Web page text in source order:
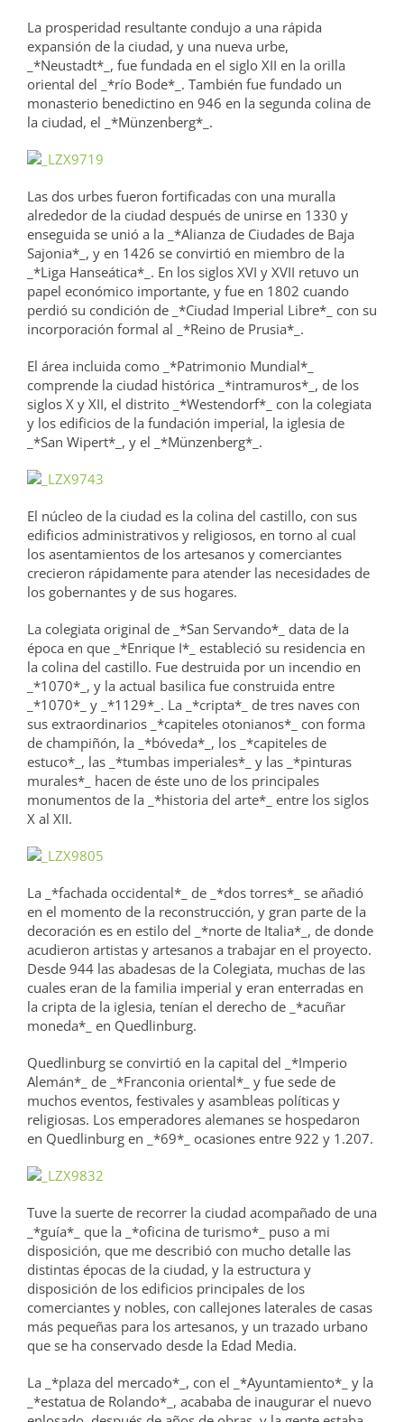
La prosperidad resultante condujo a una rápida
expansión de la ciudad, y una nueva urbe,
_*Neustadt*_, fue fundada en el siglo XII en la orilla
oriental del _*río Bode*_. También fue fundado un
monasterio benedictino en 946 en la segunda colina de
la ciudad, el _*Münzenberg*_.
Las dos urbes fueron fortificadas con una muralla
alrededor de la ciudad después de unirse en 1330 y
enseguida se unió a la _*Alianza de Ciudades de Baja
Sajonia*_, y en 1426 se convirtió en miembro de la
_*Liga Hanseática*_. En los siglos XVI y XVII retuvo un
papel económico importante, y fue en 1802 cuando
perdió su condición de _*Ciudad Imperial Libre*_ con su
incorporación formal al _*Reino de Prusia*_.
El área incluida como _*Patrimonio Mundial*_
comprende la ciudad histórica _*intramuros*_, de los
siglos X y XII, el distrito _*Westendorf*_ con la colegiata
y los edificios de la fundación imperial, la iglesia de
_*San Wipert*_, y el _*Münzenberg*_.
El núcleo de la ciudad es la colina del castillo, con sus
edificios administrativos y religiosos, en torno al cual
los asentamientos de los artesanos y comerciantes
crecieron rápidamente para atender las necesidades de
los gobernantes y de sus hogares.
La colegiata original de _*San Servando*_ data de la
época en que _*Enrique I*_ estableció su residencia en
la colina del castillo. Fue destruida por un incendio en
_*1070*_, y la actual basilica fue construida entre
_*1070*_ y _*1129*_. La _*cripta*_ de tres naves con
sus extraordinarios _*capiteles otonianos*_ con forma
de champiñón, la _*bóveda*_, los _*capiteles de
estuco*_, las _*tumbas imperiales*_ y las _*pinturas
murales*_ hacen de éste uno de los principales
monumentos de la _*historia del arte*_ entre los siglos
X al XII.
La _*fachada occidental*_ de _*dos torres*_ se añadió
en el momento de la reconstrucción, y gran parte de la
decoración es en estilo del _*norte de Italia*_, de donde
acudieron artistas y artesanos a trabajar en el proyecto.
Desde 944 las abadesas de la Colegiata, muchas de las
cuales eran de la familia imperial y eran enterradas en
la cripta de la iglesia, tenían el derecho de _*acuñar
moneda*_ en Quedlinburg.
Quedlinburg se convirtió en la capital del _*Imperio
Alemán*_ de _*Franconia oriental*_ y fue sede de
muchos eventos, festivales y asambleas políticas y
religiosas. Los emperadores alemanes se hospedaron
en Quedlinburg en _*69*_ ocasiones entre 922 y 1.207.
Tuve la suerte de recorrer la ciudad acompañado de una
_*guía*_ que la _*oficina de turismo*_ puso a mi
disposición, que me describió con mucho detalle las
distintas épocas de la ciudad, y la estructura y
disposición de los edificios principales de los
comerciantes y nobles, con callejones laterales de casas
más pequeñas para los artesanos, y un trazado urbano
que se ha conservado desde la Edad Media.
La _*plaza del mercado*_, con el _*Ayuntamiento*_ y la
_*estatua de Rolando*_, acababa de inaugurar el nuevo